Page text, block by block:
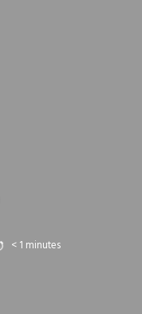
< 1 minutes